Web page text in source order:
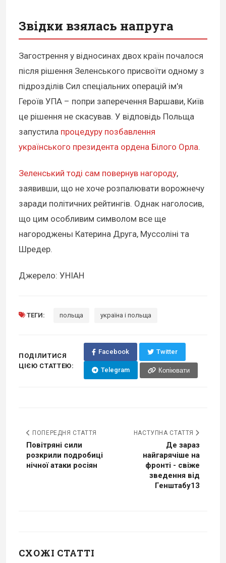
Звідки взялась напруга
Загострення у відносинах двох країн почалося
після рішення Зеленського присвоїти одному з
підрозділів Сил спеціальних операцій ім'я
Героїв УПА – попри заперечення Варшави, Київ
це рішення не скасував. У відповідь Польща
запустила процедуру позбавлення
українського президента ордена Білого Орла.
Зеленський тоді сам повернув нагороду,
заявивши, що не хоче розпалювати ворожнечу
заради політичних рейтингів. Однак наголосив,
що цим особливим символом все ще
нагороджены Катерина Друга, Муссоліні та
Шредер.
Джерело: УНІАН
ТЕГИ: польща україна і польща
ПОДІЛИТИСЯ
ЦІЄЮ СТАТТЕЮ:
Facebook Twitter
Telegram Копіювати
ПОПЕРЕДНЯ СТАТТЯ
Повітряні сили
розкрили подробиці
нічної атаки росіян
НАСТУПНА СТАТТЯ
Де зараз
найгарячіше на
фронті - свіже
зведення від
Генштабу13
СХОЖІ СТАТТІ